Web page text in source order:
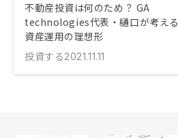
不動産投資は何のため？ GA
technologies代表・樋口が考える
資産運用の理想形
投資する2021.11.11